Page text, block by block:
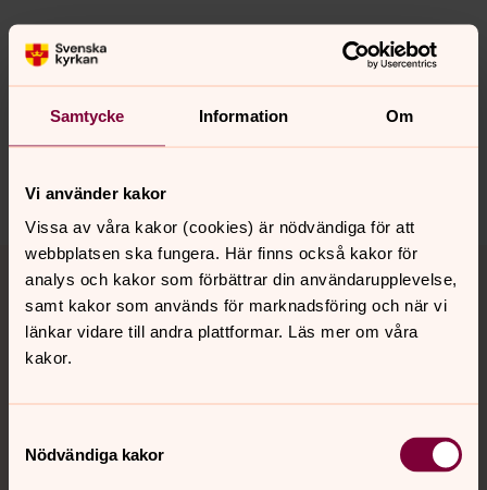
Samtycke Information Om
Vi använder kakor
Vissa av våra kakor (cookies) är nödvändiga för att
webbplatsen ska fungera. Här finns också kakor för
analys och kakor som förbättrar din användarupplevelse,
samt kakor som används för marknadsföring och när vi
länkar vidare till andra plattformar. Läs mer om våra
kakor.
Nödvändiga kakor
Senast ändrad 15 augusti 2025
Synpunkter eller frågor på sidans
innehåll?
orbyskeneforsamling@svenskakyrkan.se
Dela
Tillbaka till toppen
Tillbaka till innehållet
Kontakt
Kalender